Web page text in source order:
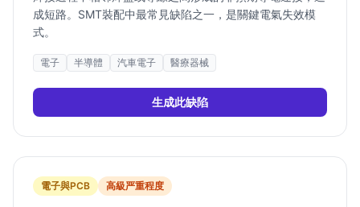
成短路。SMT裝配中最常見缺陷之一，是關鍵電氣失效模
式。
電子 半導體 汽車電子 醫療器械
生成此缺陷
電子與PCB 高級严重程度